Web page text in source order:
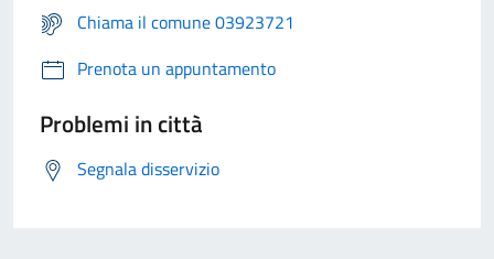
Chiama il comune 03923721
Prenota un appuntamento
Problemi in città
Segnala disservizio